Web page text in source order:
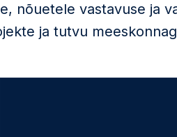
nõuetele vastavuse ja
ja tutvu